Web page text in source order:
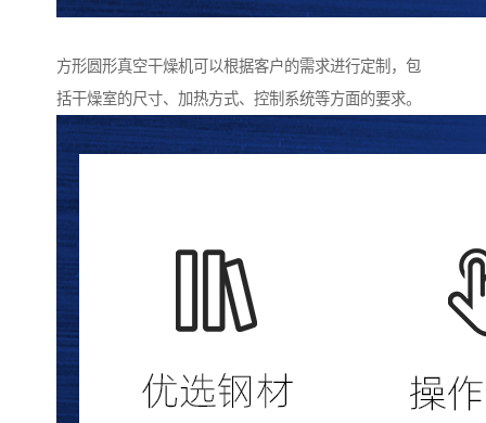
方形圆形真空干燥机可以根据客户的需求进行定制，包
括干燥室的尺寸、加热方式、控制系统等方面的要求。